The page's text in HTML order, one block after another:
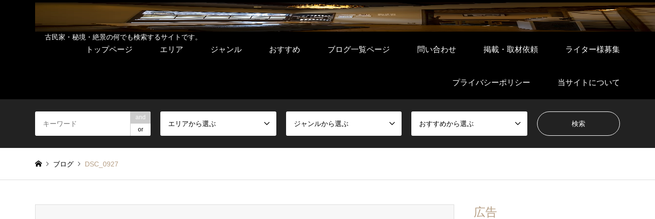
古民家・秘境・絶景の何でも検索するサイトです。
トップページ エリア ジャンル おすすめ ブログ一覧ページ 問い合わせ 掲載・取材依頼 ライター様募集
プライバシーポリシー 当サイトについて
and
or
エリアから選ぶ ジャンルから選ぶ おすすめから選ぶ
ブログ DSC_0927
広告